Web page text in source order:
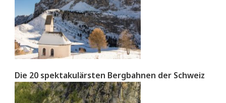
Die 20 spektakulärsten Bergbahnen der Schweiz